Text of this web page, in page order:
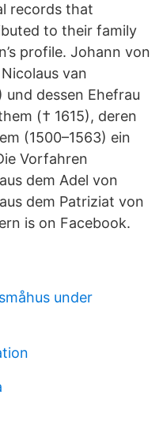
records that
to their family
profile. Johann von
van
dessen Ehefrau
(† 1615), deren
(1500–1563) ein
Vorfahren
dem Adel von
dem Patriziat von
is on Facebook.
under